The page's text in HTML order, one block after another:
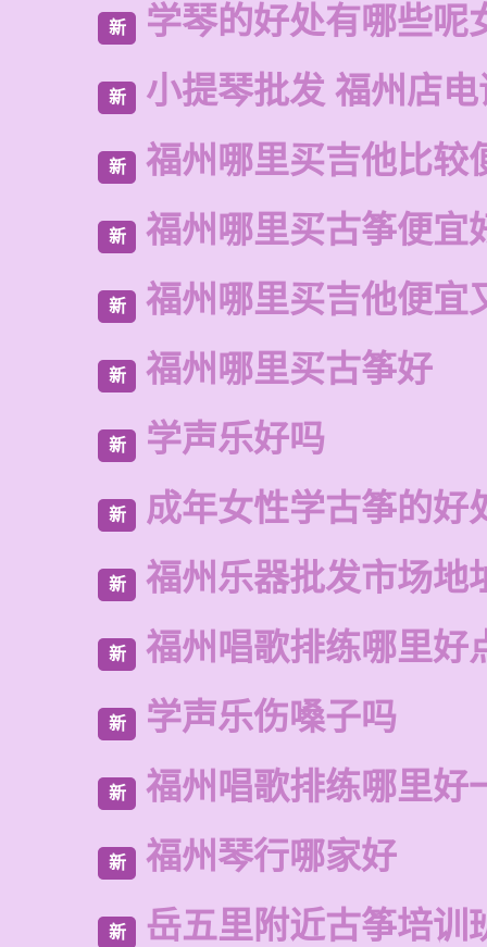
新 学琴的好处有哪些呢
新 小提琴批发 福州店
新 福州哪里买吉他比较
新 福州哪里买古筝便宜
新 福州哪里买吉他便宜
新 福州哪里买古筝好
新 学声乐好吗
新 成年女性学古筝的好
新 福州乐器批发市场地
新 福州唱歌排练哪里好
新 学声乐伤嗓子吗
新 福州唱歌排练哪里好
新 福州琴行哪家好
新 岳五里附近古筝培训